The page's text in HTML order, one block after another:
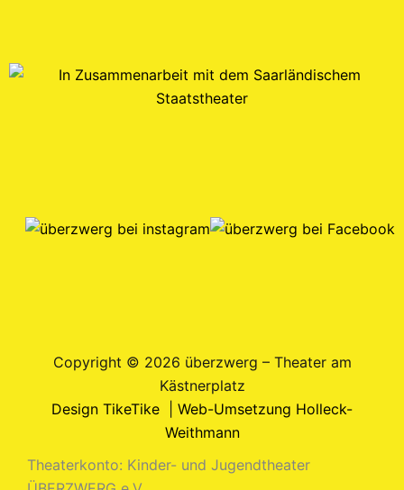
Copyright © 2026 überzwerg – Theater am
Kästnerplatz
Design TikeTike
Web-Umsetzung Holleck-
Weithmann
Theaterkonto: Kinder- und Jugendtheater